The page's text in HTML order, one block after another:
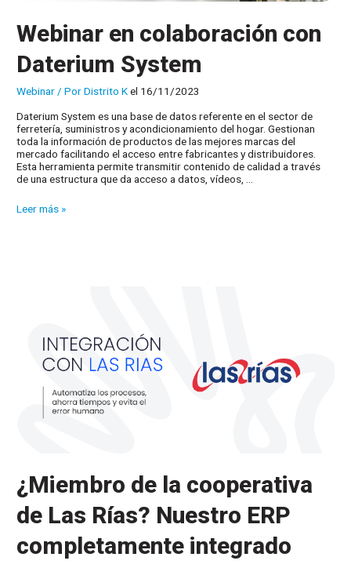
Webinar en colaboración con
Daterium System
Webinar / PorDistrito Kel 16/11/2023
Daterium System es una base de datos referente en el sector de
ferretería, suministros y acondicionamiento del hogar. Gestionan
toda la información de productos de las mejores marcas del
mercado facilitando el acceso entre fabricantes y distribuidores.
Esta herramienta permite transmitir contenido de calidad a través
de una estructura que da acceso a datos, vídeos, …
Webinar
Leer más »
¿Miembro de la cooperativa
de Las Rías? Nuestro ERP
completamente integrado